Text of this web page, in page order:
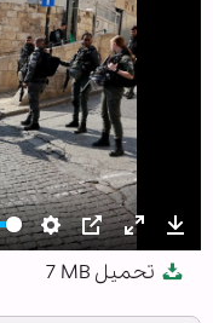
Settings
PIP Enter
تحميل 7 MB